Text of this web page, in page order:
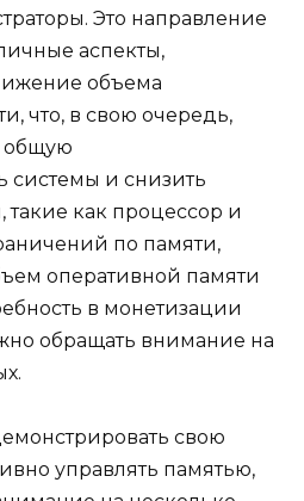
Это направление
аспекты,
объема
что, в свою очередь,
общую
системы и снизить
такие как процессор и
по памяти,
оперативной памяти
в монетизации
обращать внимание на
свою
управлять памятью,